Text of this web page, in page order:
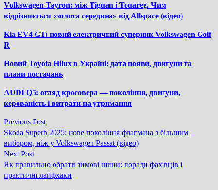
Volkswagen Tayron: між Tiguan і Touareg. Чим
відрізняється «золота середина» від Allspace (відео)
Kia EV4 GT: новий електричний суперник Volkswagen Golf
R
Новий Toyota Hilux в Україні: дата появи, двигуни та
плани постачань
AUDI Q5: огляд кросовера — покоління, двигуни,
керованість і витрати на утримання
Навігація
записів
Previous PostPrevious
post:
Skoda Superb 2025: нове покоління флагмана з більшим
вибором, ніж у Volkswagen Passat (відео)
Next PostNext
post:
Як правильно обрати зимові шини: поради фахівців і
практичні лайфхаки